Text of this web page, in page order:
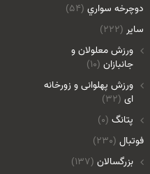
(54) دوچرخه سواري
(222) ساير
ورزش معلولان و
جانبازان (10)
ورزش پهلوانی و زورخانه
ای (32)
پتانگ (0)
(230) فوتبال
بزرگسالان (137)